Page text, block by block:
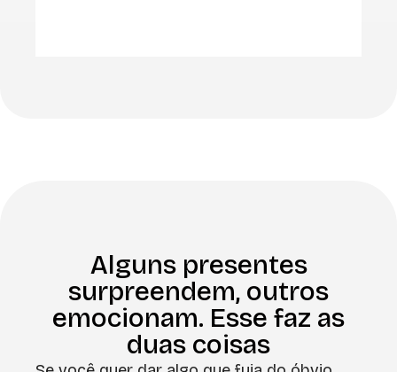
Alguns presentes
surpreendem, outros
emocionam. Esse faz as
duas coisas